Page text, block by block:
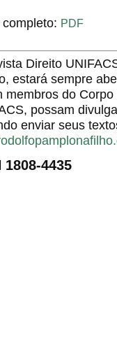
completo: PDF
Direito
estará sempre
membros do
possam
enviar seus
1808-4435